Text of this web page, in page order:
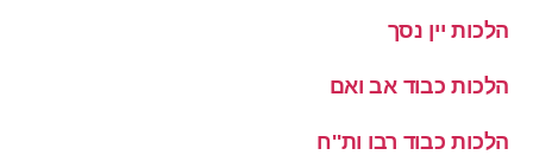
הלכות יין נסך
הלכות כבוד אב ואם
הלכות כבוד רבו ות''ח